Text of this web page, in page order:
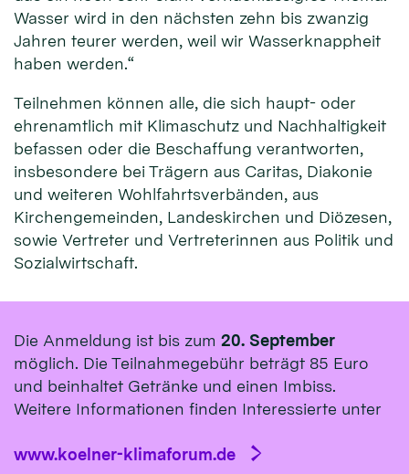
Wasser wird in den nächsten zehn bis zwanzig
Jahren teurer werden, weil wir Wasserknappheit
haben werden.“
Teilnehmen können alle, die sich haupt- oder
ehrenamtlich mit Klimaschutz und Nachhaltigkeit
befassen oder die Beschaffung verantworten,
insbesondere bei Trägern aus Caritas, Diakonie
und weiteren Wohlfahrtsverbänden, aus
Kirchengemeinden, Landeskirchen und Diözesen,
sowie Vertreter und Vertreterinnen aus Politik und
Sozialwirtschaft.
Die Anmeldung ist bis zum 20. September
möglich. Die Teilnahmegebühr beträgt 85 Euro
und beinhaltet Getränke und einen Imbiss.
Weitere Informationen finden Interessierte unter
www.koelner-klimaforum.de